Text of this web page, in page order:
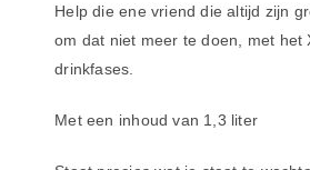
Help die ene vriend die altijd zijn
om dat niet meer te doen, met het
drinkfases.
Met een inhoud van 1,3 liter